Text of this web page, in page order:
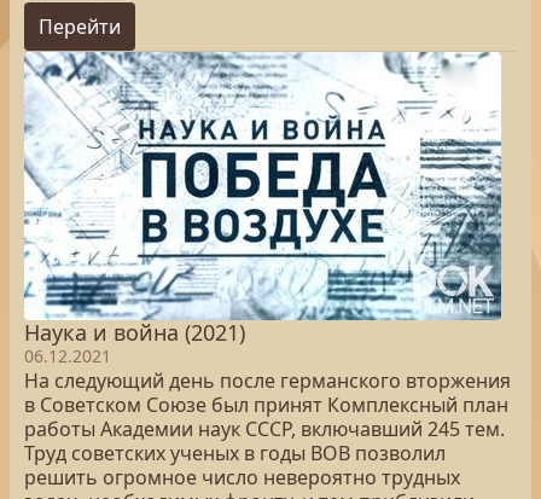
Перейти
Наука и война (2021)
06.12.2021
На следующий день после германского вторжения
в Советском Союзе был принят Комплексный план
работы Академии наук СССР, включавший 245 тем.
Труд советских ученых в годы ВОВ позволил
решить огромное число невероятно трудных